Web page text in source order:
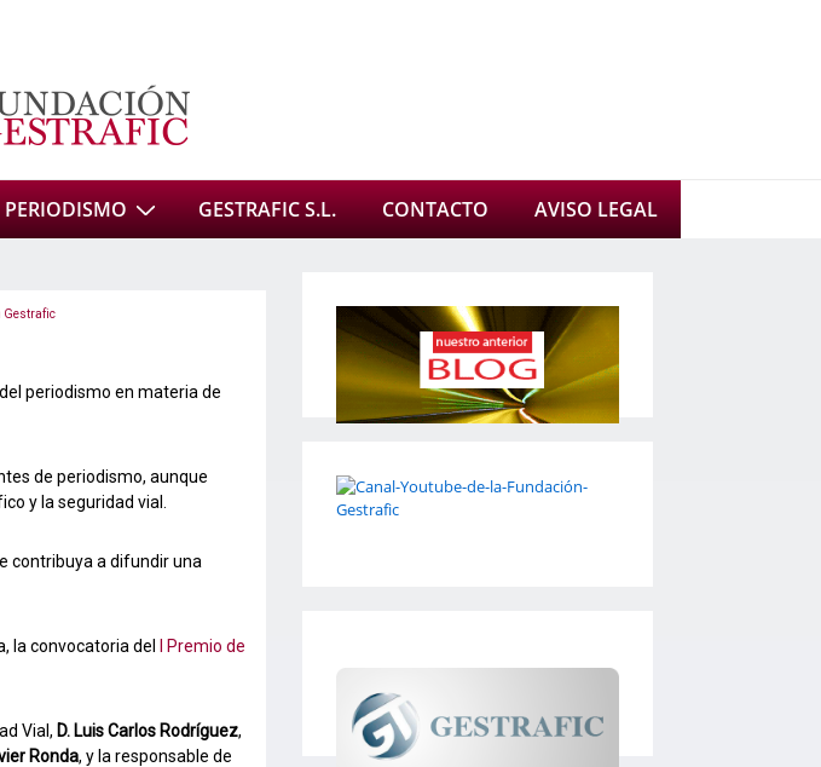
PERIODISMO GESTRAFIC S.L. CONTACTO AVISO LEGAL
Gestrafic
periodismo en materia de
de periodismo, aunque
y la seguridad vial.
contribuya a difundir una
la convocatoria del
I Premio de
Vial, D. Luis Carlos Rodríguez,
Ronda, y la responsable de